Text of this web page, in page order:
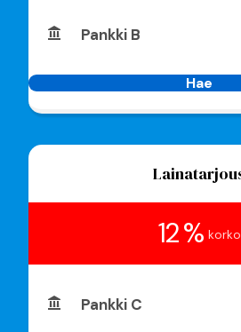
Pankki B
Hae
12 % korko
Pankki C